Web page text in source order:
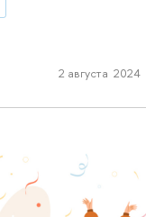
2 августа 2024